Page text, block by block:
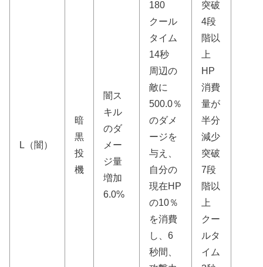
L（闇）
暗
黒
投
機
闇ス
キル
のダ
メー
ジ量
増加
6.0%
180
クール
タイム
14秒
周辺の
敵に
500.0％
のダメ
ージを
与え、
自分の
現在HP
の10％
を消費
し、6
秒間、
突破
4段
階以
上
HP
消費
量が
半分
減少
突破
7段
階以
上
クー
ルタ
イム